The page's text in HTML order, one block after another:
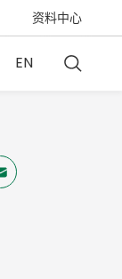
资料中心
EN